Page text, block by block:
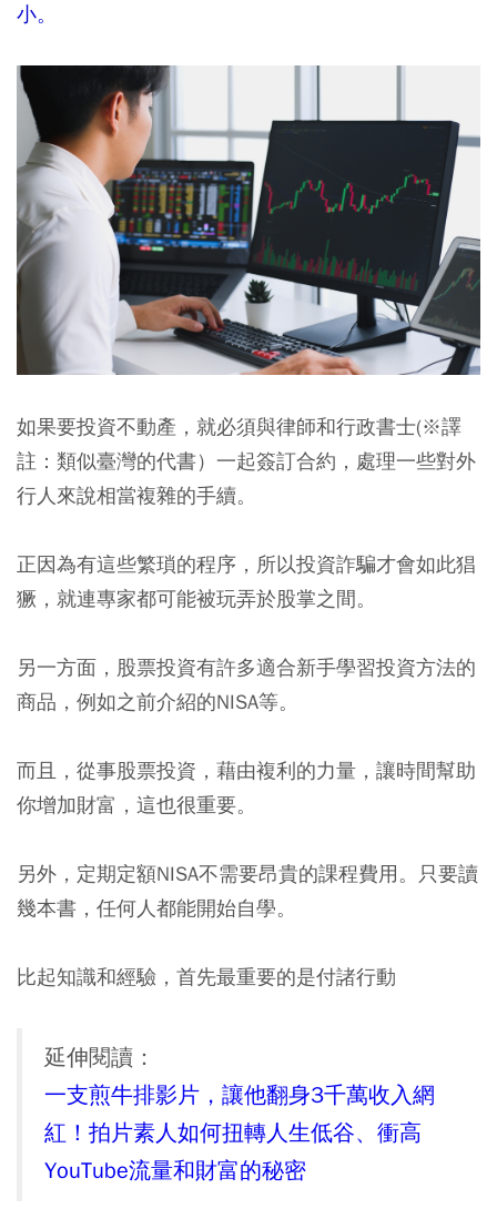
小。
如果要投資不動產，就必須與律師和行政書士(※譯
註：類似臺灣的代書）一起簽訂合約，處理一些對外
行人來說相當複雜的手續。
正因為有這些繁瑣的程序，所以投資詐騙才會如此猖
獗，就連專家都可能被玩弄於股掌之間。
另一方面，股票投資有許多適合新手學習投資方法的
商品，例如之前介紹的NISA等。
而且，從事股票投資，藉由複利的力量，讓時間幫助
你增加財富，這也很重要。
另外，定期定額NISA不需要昂貴的課程費用。只要讀
幾本書，任何人都能開始自學。
比起知識和經驗，首先最重要的是付諸行動
延伸閱讀：
一支煎牛排影片，讓他翻身3千萬收入網
紅！拍片素人如何扭轉人生低谷、衝高
YouTube流量和財富的秘密